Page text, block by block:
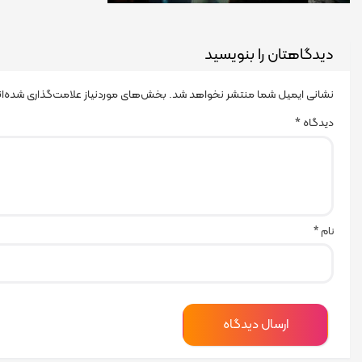
دیدگاهتان را بنویسید
نشانی ایمیل شما منتشر نخواهد شد. بخش‌های موردنیاز علامت‌گذاری
دیدگاه*
نام *